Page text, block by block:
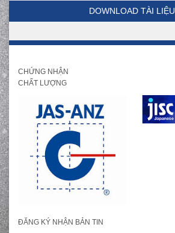
DOWNLOAD TÀI LIỆU
CHỨNG NHẬN
CHẤT LƯỢNG
ĐĂNG KÝ NHẬN BẢN TIN